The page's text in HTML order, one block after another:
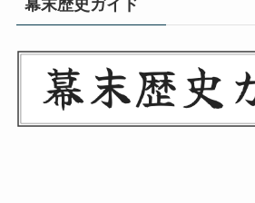
幕末歴史ガイド